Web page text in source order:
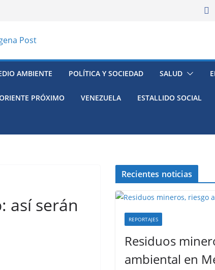
AMBIENTE POLÍTICA Y SOCIEDAD SALUD
PRÓXIMO VENEZUELA ESTALLIDO SOCIAL
así serán
Recientes noticias
REPORTAJES
Residuos
ambiental en